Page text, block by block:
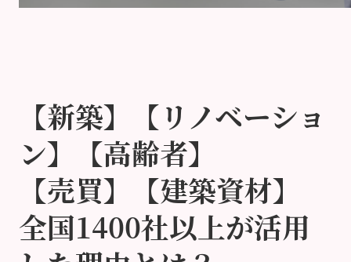
【新築】【リノベーショ
ン】【高齢者】
【売買】【建築資材】
全国1400社以上が活用